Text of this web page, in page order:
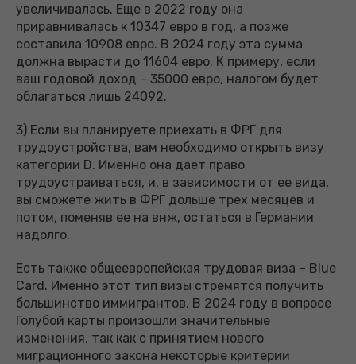
увеличивалась. Еще в 2022 году она
приравнивалась к 10347 евро в год, а позже
составила 10908 евро. В 2024 году эта сумма
должна вырасти до 11604 евро. К примеру, если
ваш годовой доход – 35000 евро, налогом будет
облагаться лишь 24092.
3) Если вы планируете приехать в ФРГ для
трудоустройства, вам необходимо открыть визу
категории D. Именно она дает право
трудоустраиваться, и, в зависимости от ее вида,
вы сможете жить в ФРГ дольше трех месяцев и
потом, поменяв ее на внж, остаться в Германии
надолго.
Есть также общеевропейская трудовая виза – Blue
Card. Именно этот тип визы стремятся получить
большинство иммигрантов. В 2024 году в вопросе
Голубой карты произошли значительные
изменения, так как с принятием нового
миграционного закона некоторые критерии